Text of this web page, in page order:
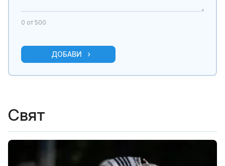
0 от 500
ДОБАВИ
Свят